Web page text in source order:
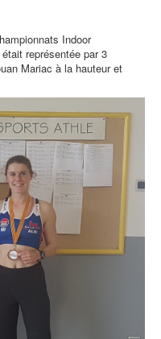
Indoor
représentée par 3
Mariac à la hauteur et